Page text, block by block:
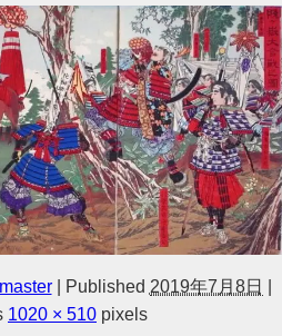
master Published 2019年7月8日
1020 × 510 pixels